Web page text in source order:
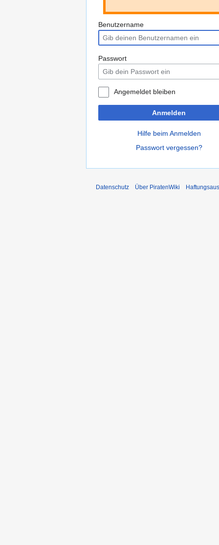
Benutzername
Passwort
Angemeldet bleiben
Anmelden
Hilfe beim Anmelden
Passwort vergessen?
Datenschutz Über PiratenWiki